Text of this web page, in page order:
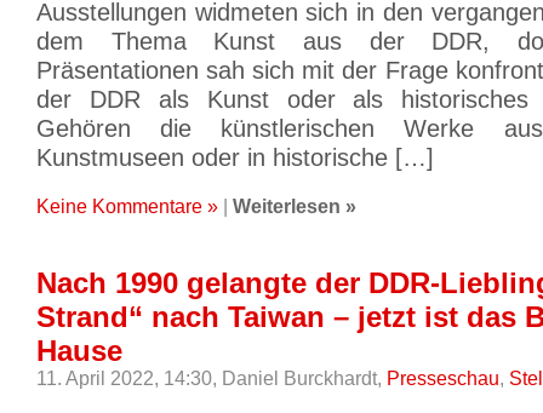
Ausstellungen widmeten sich in den
dem Thema Kunst aus der DDR,
Präsentationen sah sich mit der Frage
der DDR als Kunst oder als historisches
Gehören die künstlerischen Werke
Kunstmuseen oder in historische […]
Keine Kommentare » Weiterlesen »
Nach 1990 gelangte der DDR-
Strand“ nach Taiwan – jetzt ist das
Hause
11. April 2022, 14:30, Daniel Burckhardt, Presseschau,